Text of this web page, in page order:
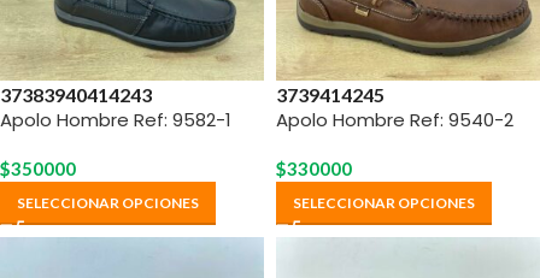
37383940414243
Apolo Hombre Ref: 9582-1
$350000
SELECCIONAR OPCIONES
3739414245
Apolo Hombre Ref: 9540-2
$330000
SELECCIONAR OPCIONES